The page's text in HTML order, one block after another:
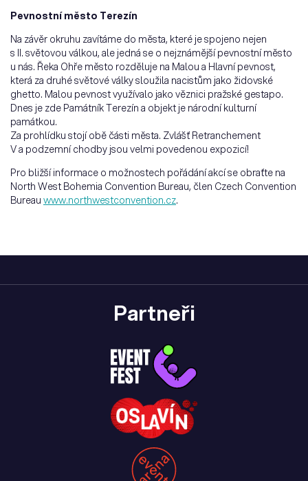
Pevnostní město Terezín
Na závěr okruhu zavítáme do města, které je spojeno nejen
s II. světovou válkou, ale jedná se o nejznámější pevnostní město
u nás. Řeka Ohře město rozděluje na Malou a Hlavní pevnost,
která za druhé světové války sloužila nacistům jako židovské
ghetto. Malou pevnost využívalo jako věznici pražské gestapo.
Dnes je zde Památník Terezín a objekt je národní kulturní
památkou.
Za prohlídku stojí obě části města. Zvlášť Retranchement
V a podzemní chodby jsou velmi povedenou expozicí!
Pro bližší informace o možnostech pořádání akcí se obraťte na
North West Bohemia Convention Bureau, člen Czech Convention
Bureau www.northwestconvention.cz.
Partneři